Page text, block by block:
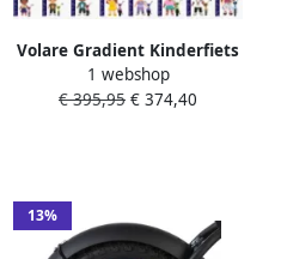
Volare Gradient Kinderfiets
– Jongens – 26 inch – Zwart
Blauw – 7 speed – Prime
1 webshop
€ 395,95 € 374,40
13%